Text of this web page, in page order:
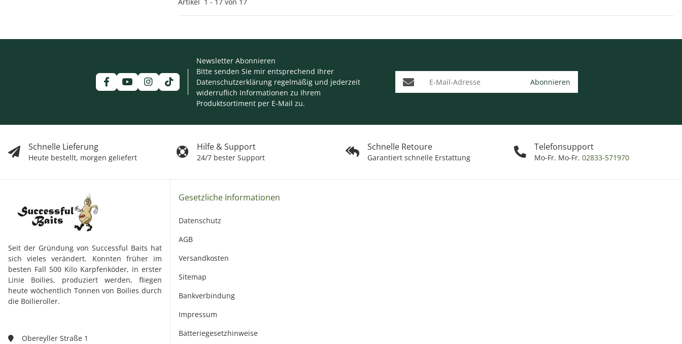
Schnelle Lieferung
Heute bestellt, morgen geliefert
Hilfe & Support
24/7 bester Support
Schnelle Retoure
Garantiert schnelle Erstattung
Telefonsupport
Mo-Fr. Mo-Fr. 02833-571970
Newsletter Abonnieren
Bitte senden Sie mir entsprechend Ihrer
Datenschutzerklärung regelmäßig und jederzeit
widerruflich Informationen zu Ihrem
Produktsortiment per E-Mail zu.
E-Mail-Adresse Abonnieren
Seit der Gründung von Successful Baits hat
sich vieles verändert. Konnten früher im
besten Fall 500 Kilo Karpfenköder, in erster
Linie Boilies, produziert werden, fliegen
heute wöchentlich Tonnen von Boilies durch
die Boilieroller.
Obereyller Straße 1
Gesetzliche Informationen
Datenschutz
AGB
Versandkosten
Sitemap
Bankverbindung
Impressum
Batteriegesetzhinweise